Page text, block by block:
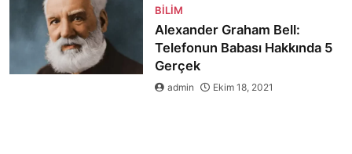
BILIM
Alexander Graham Bell:
Telefonun Babası Hakkında 5
Gerçek
admin Ekim 18, 2021